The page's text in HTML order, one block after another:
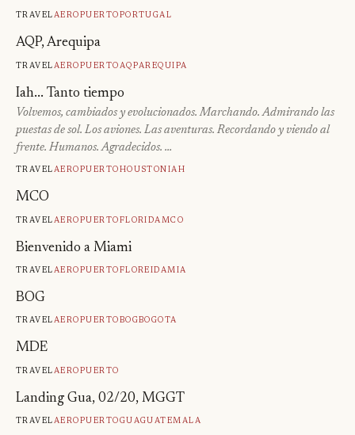
TravelAeropuertoPortugal
AQP, Arequipa
TravelAeropuertoAqpArequipa
Iah... Tanto tiempo
Volvemos, cambiados y evolucionados. Marchando. Admirando las
puestas de sol. Los aviones. Las aventuras. Recordando y viendo al
frente. Humanos. Agradecidos. …
TravelAeropuertoHoustonIah
MCO
TravelAeropuertoFloridaMco
Bienvenido a Miami
TravelAeropuertoFloreidaMia
BOG
TravelAeropuertoBogBogota
MDE
TravelAeropuerto
Landing Gua, 02/20, MGGT
TravelAeropuertoGuaGuatemala